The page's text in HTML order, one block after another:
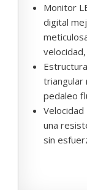
Monitor
digital
velocidad,
triangular
pedaleo
una
sin